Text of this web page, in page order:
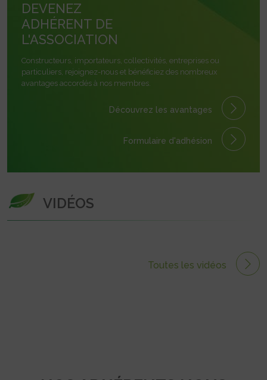
DEVENEZ
ADHÉRENT DE
L'ASSOCIATION
Constructeurs, importateurs, collectivités, entreprises ou
particuliers, rejoignez-nous et bénéficiez des nombreux
avantages accordés à nos membres.
Découvrez les avantages
Formulaire d'adhésion
VIDÉOS
Toutes les vidéos